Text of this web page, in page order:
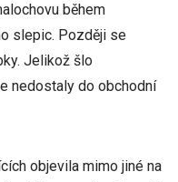
během
slepic. Později se
Jelikož šlo
nedostaly do obchodní
objevila mimo jiné na